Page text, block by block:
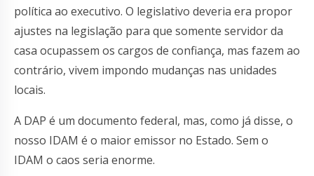
política ao executivo. O legislativo deveria era propor
ajustes na legislação para que somente servidor da
casa ocupassem os cargos de confiança, mas fazem ao
contrário, vivem impondo mudanças nas unidades
locais.
A DAP é um documento federal, mas, como já disse, o
nosso IDAM é o maior emissor no Estado. Sem o
IDAM o caos seria enorme.